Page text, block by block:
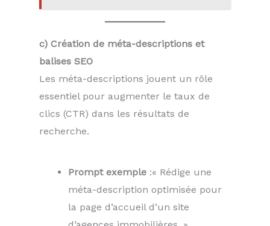
c) Création de méta-descriptions et
balises SEO
Les méta-descriptions jouent un rôle
essentiel pour augmenter le taux de
clics (CTR) dans les résultats de
recherche.
Prompt exemple :« Rédige une
méta-description optimisée pour
la page d’accueil d’un site